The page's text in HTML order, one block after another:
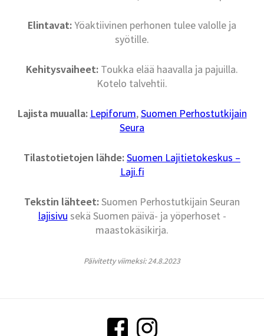
Elintavat:Yöaktiivinen perhonen tulee valolle ja
syötille.
Kehitysvaiheet: Toukka elää haavalla ja pajuilla.
Kotelo talvehtii.
Lajista muualla: Lepiforum,Suomen Perhostutkijain
Seura
Tilastotietojen lähde:Suomen Lajitietokeskus –
Laji.fi
Tekstin lähteet:Suomen Perhostutkijain Seuran
lajisivu sekä Suomen päivä- ja yöperhoset -
maastokäsikirja.
Päivitetty viimeksi: 24.8.2023